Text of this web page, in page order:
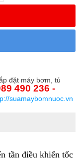
đặt máy bơm, tủ
490 236 -
suamaybomnuoc.vn
tần điều khiển tốc